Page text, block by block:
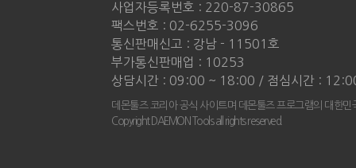
사업자등록번호 : 220-87-30865
팩스번호 : 02-6255-3096
통신판매신고 : 강남 - 11501호
부가통신판매업 : 10253
상담시간 : 09:00 ~ 18:00 / 점심시간 :
데몬툴즈 코리아 공식 사이트며 데몬툴즈 프로그램의 대한
Copyright DAEMON Tools all rights reserved.